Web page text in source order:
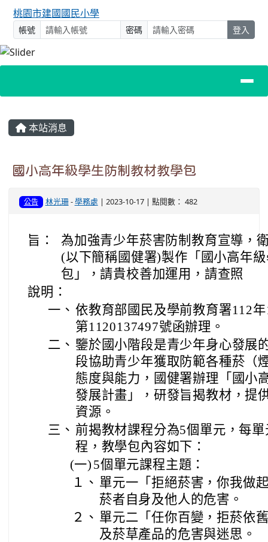
桃園市建國國民小學
帳號 密碼 登入
主內容區域
本站消息
國小高年級學生防制教材教學包
公告 林光珊-學務處 | 2023-10-17 | 點閱數： 482
旨：
為加強青少年菸害防制教育宣導，
(以下簡稱國健署)製作「國小高年
包」，請貴校善加運用，請查照
說明：
一、 依教育部國民及學前教育署112
第1120137497號函辦理。
二、 鑒於國小階段是青少年身心發展
段協助青少年獲取防範各種菸（
態度與能力，國健署辦理「國小
發展計畫」，研發旨揭教材，提
資源。
三、 前揭教材課程分為5個單元，每
程，教學包內容如下：
(一) 5個單元課程主題：
１、 單元一「拒絕菸害，你我做
菸者自身及他人的危害。
２、 單元二「任你百變，拒菸依
及菸草產品的危害與迷思。